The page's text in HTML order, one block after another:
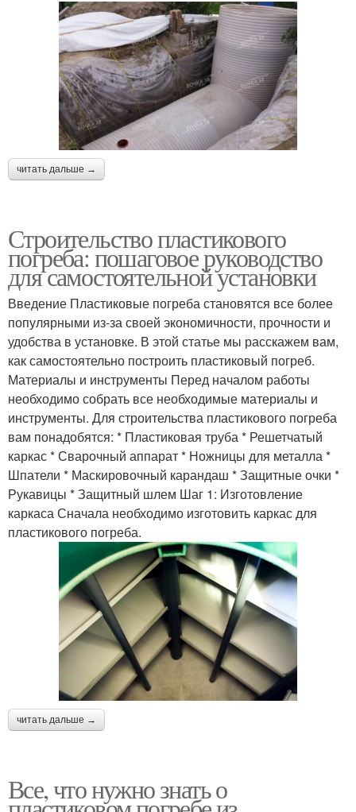
читать дальше →
Строительство пластикового
погреба: пошаговое руководство
для самостоятельной установки
Введение Пластиковые погреба становятся все более
популярными из-за своей экономичности, прочности и
удобства в установке. В этой статье мы расскажем вам,
как самостоятельно построить пластиковый погреб.
Материалы и инструменты Перед началом работы
необходимо собрать все необходимые материалы и
инструменты. Для строительства пластикового погреба
вам понадобятся: * Пластиковая труба * Решетчатый
каркас * Сварочный аппарат * Ножницы для металла *
Шпатели * Маскировочный карандаш * Защитные очки *
Рукавицы * Защитный шлем Шаг 1: Изготовление
каркаса Сначала необходимо изготовить каркас для
пластикового погреба.
читать дальше →
Все, что нужно знать о